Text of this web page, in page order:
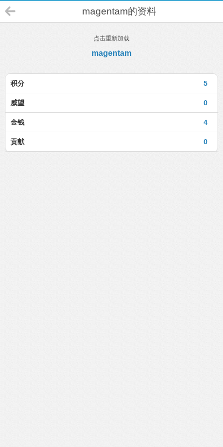
magentam的资料
点击重新加载
magentam
5
积分
0
威望
4
金钱
0
贡献